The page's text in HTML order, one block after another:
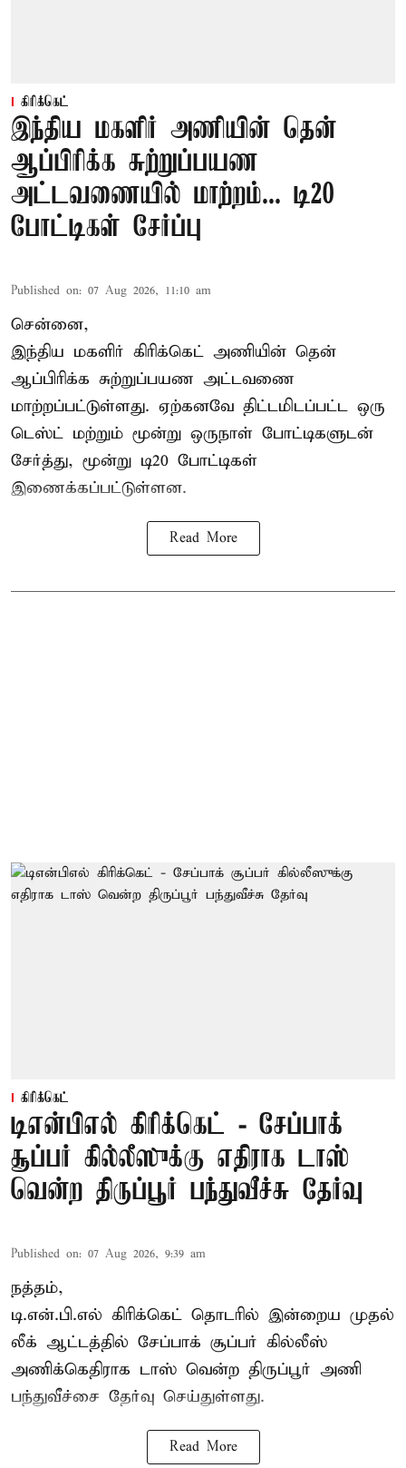
கிரிக்கெட்
இந்திய மகளிர் அணியின் தென்
ஆப்பிரிக்க சுற்றுப்பயண
அட்டவணையில் மாற்றம்... டி20
போட்டிகள் சேர்ப்பு
Published on: 07 Aug 2026, 11:10 am
சென்னை,
இந்திய மகளிர் கிரிக்கெட் அணியின் தென்
ஆப்பிரிக்க சுற்றுப்பயண அட்டவணை
மாற்றப்பட்டுள்ளது. ஏற்கனவே திட்டமிடப்பட்ட ஒரு
டெஸ்ட் மற்றும் மூன்று ஒருநாள் போட்டிகளுடன்
சேர்த்து, மூன்று டி20 போட்டிகள்
இணைக்கப்பட்டுள்ளன.
Read More
கிரிக்கெட்
டிஎன்பிஎல் கிரிக்கெட் - சேப்பாக்
சூப்பர் கில்லீஸுக்கு எதிராக டாஸ்
வென்ற திருப்பூர் பந்துவீச்சு தேர்வு
Published on: 07 Aug 2026, 9:39 am
நத்தம்,
டி.என்.பி.எல் கிரிக்கெட் தொடரில் இன்றைய முதல்
லீக் ஆட்டத்தில் சேப்பாக் சூப்பர் கில்லீஸ்
அணிக்கெதிராக டாஸ் வென்ற திருப்பூர் அணி
பந்துவீச்சை தேர்வு செய்துள்ளது.
Read More